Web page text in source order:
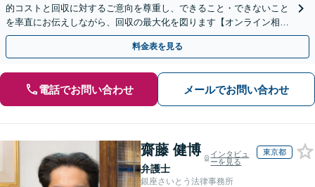
的コストと回収に対するご意向を尊重し、できること・できないこと
を率直にお伝えしながら、回収の最大化を図ります【オンライン相談
OK】【夜間・休日相談可（要予約）】
料金表を見る
電話でお問い合わせ メールでお問い合わせ
齋藤 健博
弁護士
インタビュ
ーを見る
東京都
銀座さいとう法律事務所